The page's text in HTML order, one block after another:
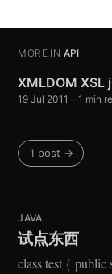
MORE IN API
XMLDOM XSL
19 Jul 2011 – 1 min
1 post →
JAVA
试点东西
class test {